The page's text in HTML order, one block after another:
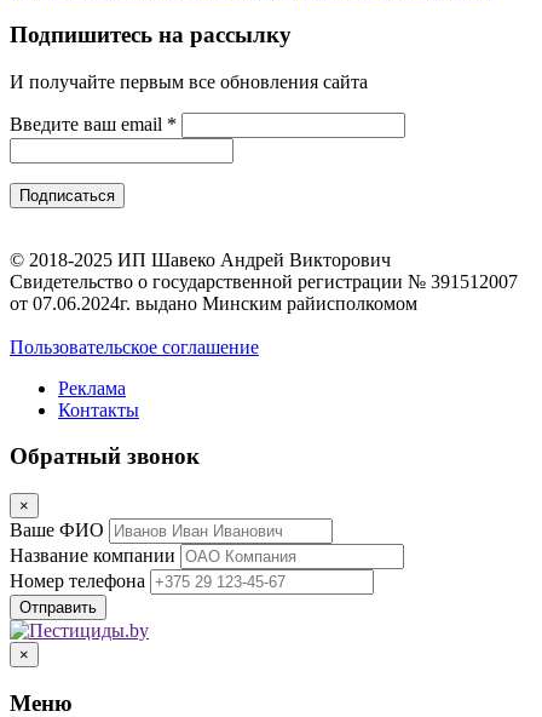
Подпишитесь на рассылку
И получайте первым все обновления сайта
Введите ваш email *
© 2018-2025 ИП Шавеко Андрей Викторович
Свидетельство о государственной регистрации № 391512007
от 07.06.2024г. выдано Минским райисполкомом
Пользовательское соглашение
Реклама
Контакты
Обратный звонок
×
Ваше ФИО
Название компании
Номер телефона
×
Меню